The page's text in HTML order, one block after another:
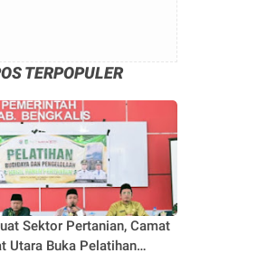
TERPOPULER
Sektor Pertanian, Camat
Utara Buka Pelatihan